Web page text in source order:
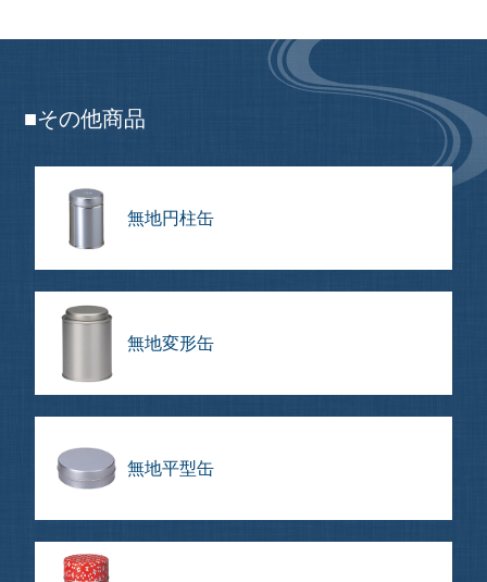
■その他商品
無地円柱缶
無地変形缶
無地平型缶